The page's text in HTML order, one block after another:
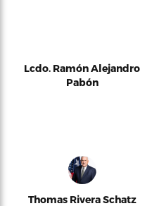
Lcdo. Ramón Alejandro
Pabón
Thomas Rivera Schatz